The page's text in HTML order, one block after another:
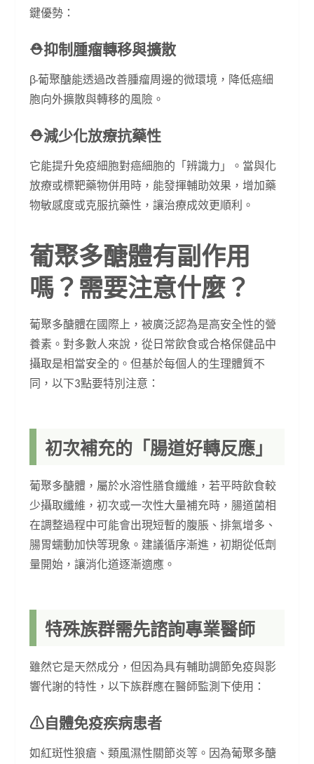
鍵優勢：
⛑︎抑制腫瘤轉移與擴散
β-葡聚醣能透過改善腫瘤周邊的微環境，降低癌細
胞向外擴散與轉移的風險。
⛑︎減少化放療抗藥性
它能提升免疫細胞對癌細胞的「辨識力」。當與化
放療或標靶藥物併用時，能發揮輔助效果，增加藥
物敏感度或克服抗藥性，讓治療成效更順利。
葡聚多醣體有副作用
嗎？需要注意什麼？
葡聚多醣體在國際上，被廣泛認為是高安全性的營
養素。對多數人來說，從日常飲食或合格保健品中
攝取是相當安全的。但基於每個人的生理體質不
同，以下3點要特別注意：
初次補充的「腸道好轉反應」
葡聚多醣體，屬於水溶性膳食纖維，若平時飲食較
少攝取纖維，初次或一次性大量補充時，腸道菌相
在調整過程中可能會出現短暫的腹脹、排氣增多、
腸胃蠕動加快等現象。建議循序漸進，初期從低劑
量開始，讓消化道逐漸適應。
特殊族群需先諮詢專業醫師
雖然它是天然成分，但因為具有輔助調節免疫與影
響代謝的特性，以下族群應在醫師監測下使用：
⚠︎自體免疫疾病患者
如紅斑性狼瘡、類風濕性關節炎等。因為葡聚多醣